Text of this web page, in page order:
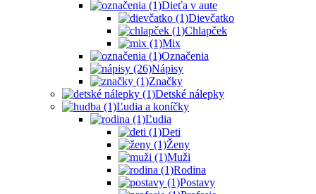
Dieťa v aute
Dievčatko
Chlapček
Mix
Označenia
Nápisy
Značky
Detské nálepky
Ľudia a koníčky
Ľudia
Deti
Ženy
Muži
Rodina
Postavy